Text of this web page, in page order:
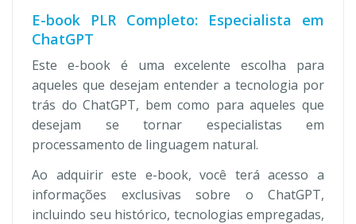
E-book PLR Completo: Especialista em
ChatGPT
Este e-book é uma excelente escolha para
aqueles que desejam entender a tecnologia por
trás do ChatGPT, bem como para aqueles que
desejam se tornar especialistas em
processamento de linguagem natural.
Ao adquirir este e-book, você terá acesso a
informações exclusivas sobre o ChatGPT,
incluindo seu histórico, tecnologias empregadas,